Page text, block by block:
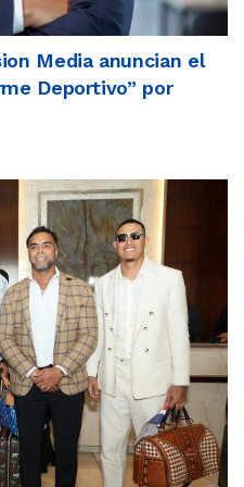
Media anuncian el
Deportivo” por